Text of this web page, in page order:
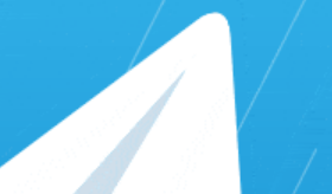
تتناسب مع مجال اهتمامك ومحتواك
جذاباً ومقنعاً ومفيداً. استخدم